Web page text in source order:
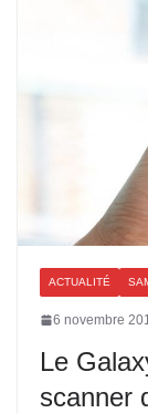
ACTUALITÉ
6 novembre
Le
scanner